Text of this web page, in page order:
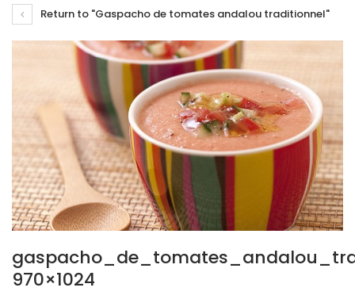
Return to "Gaspacho de tomates andalou traditionnel"
970×1024